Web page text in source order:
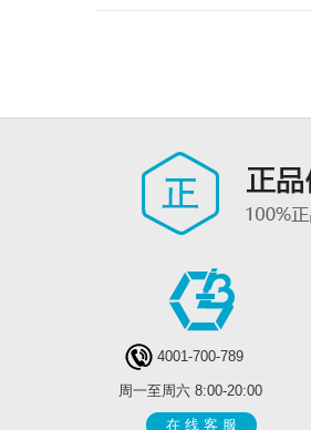
4001-700-789
周一至周六 8:00-20:00
在 线 客 服